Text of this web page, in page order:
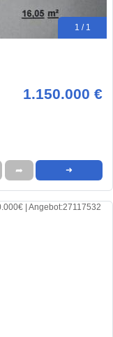
1 / 1
1.150.000 €
➦ ➜